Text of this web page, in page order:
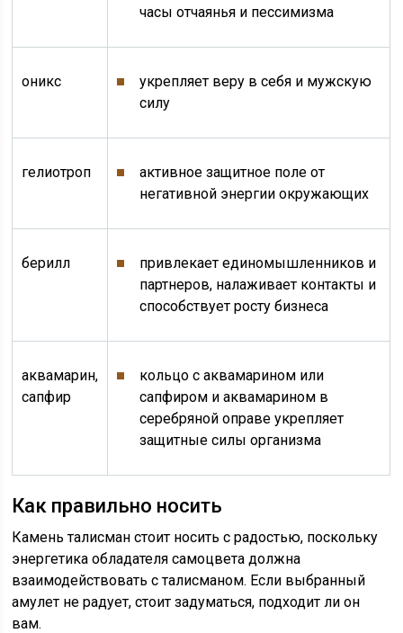
часы отчаянья и пессимизма
оникс
укрепляет веру в себя и мужскую
силу
гелиотроп
активное защитное поле от
негативной энергии окружающих
берилл
привлекает единомышленников и
партнеров, налаживает контакты и
способствует росту бизнеса
аквамарин,
сапфир
кольцо с аквамарином или
сапфиром и аквамарином в
серебряной оправе укрепляет
защитные силы организма
Как правильно носить
Камень талисман стоит носить с радостью, поскольку
энергетика обладателя самоцвета должна
взаимодействовать с талисманом. Если выбранный
амулет не радует, стоит задуматься, подходит ли он
вам.